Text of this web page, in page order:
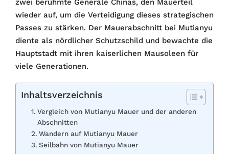
zwei berühmte Generäle Chinas, den Mauerteil
wieder auf, um die Verteidigung dieses strategischen
Passes zu stärken. Der Mauerabschnitt bei Mutianyu
diente als nördlicher Schutzschild und bewachte die
Hauptstadt mit ihren kaiserlichen Mausoleen für
viele Generationen.
Inhaltsverzeichnis
Vergleich von Mutianyu Mauer und der anderen
Abschnitten
Wandern auf Mutianyu Mauer
Seilbahn von Mutianyu Mauer